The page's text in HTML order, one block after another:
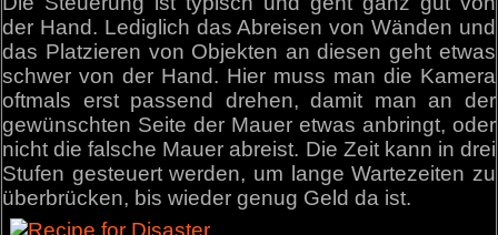
der Hand. Lediglich das Abreisen von Wänden und
das Platzieren von Objekten an diesen geht etwas
schwer von der Hand. Hier muss man die Kamera
oftmals erst passend drehen, damit man an der
gewünschten Seite der Mauer etwas anbringt, oder
nicht die falsche Mauer abreist. Die Zeit kann in drei
Stufen gesteuert werden, um lange Wartezeiten zu
überbrücken, bis wieder genug Geld da ist.